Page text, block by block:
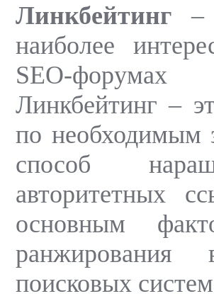
Линкбейтинг –
наиболее
SEO-
Линкбейтинг –
по необходимым
способ
авторитетных
основным
поисковых